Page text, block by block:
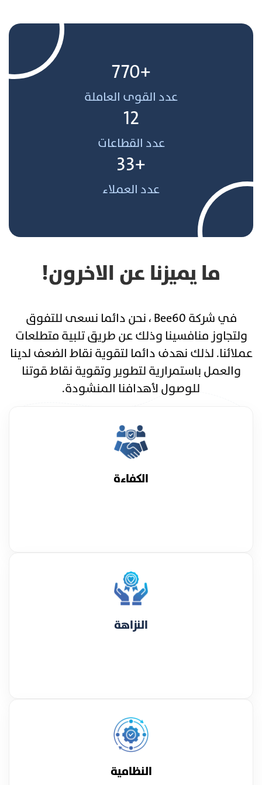
+770
عدد القوى العاملة
12
عدد القطاعات
+33
عدد العملاء
ما يميزنا عن الاخرون!
في شركة Bee60 ، نحن دائما نسعى للتفوق
ولتجاوز منافسينا وذلك عن طريق تلبية متطلعات
عملائنا. لذلك نهدف دائما لتقوية نقاط الضعف لدينا
والعمل باستمرارية لتطوير وتقوية نقاط قوتنا
للوصول لأهدافنا المنشودة.
الكفاءة
النزاهة
النظامية